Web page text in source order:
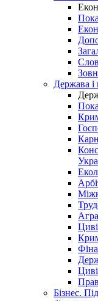
Держава
Бізнес.